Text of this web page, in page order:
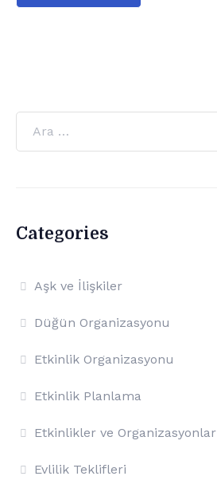
Categories
Aşk ve İlişkiler
Düğün Organizasyonu
Etkinlik Organizasyonu
Etkinlik Planlama
Etkinlikler ve Organizasyonlar
Evlilik Teklifleri